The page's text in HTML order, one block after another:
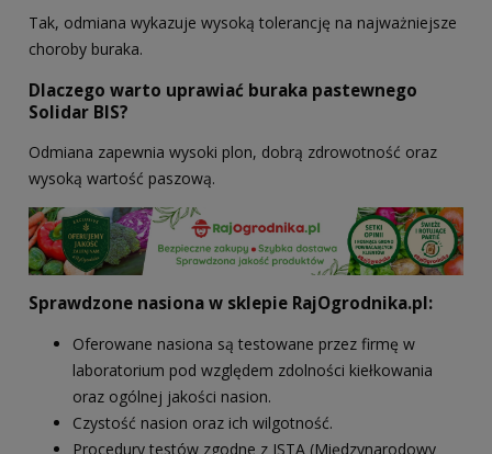
Tak, odmiana wykazuje wysoką tolerancję na najważniejsze
choroby buraka.
Dlaczego warto uprawiać buraka pastewnego
Solidar BIS?
Odmiana zapewnia wysoki plon, dobrą zdrowotność oraz
wysoką wartość paszową.
Sprawdzone nasiona w sklepie RajOgrodnika.pl:
Oferowane nasiona są testowane przez firmę w
laboratorium pod względem zdolności kiełkowania
oraz ogólnej jakości nasion.
Czystość nasion oraz ich wilgotność.
Procedury testów zgodne z ISTA (Międzynarodowy